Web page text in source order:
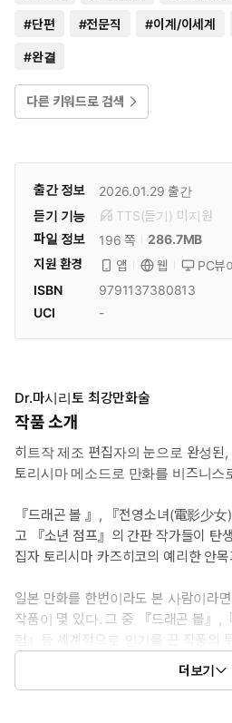
#단편 #전문직 #이계/이세계
#완결
다른 키워드로 검색
출간 정보 2026.01.29 출간
듣기 기능
TTS(듣기) 미 지원
파일 정보
196 쪽
286.7MB
지원 환경
앱 웹 PC뷰
ISBN
9791137380813
UCI
-
Dr.마시리토 최강만화술
작품 소개
히트작 제조 편집자의 눈으로 완성된
토리시마 메소드로 만화를 비즈니스
『드래곤 볼 』, 『전영소녀(電影少
고 『소년 점프』의 간판 작가들이 탄
집자 토리시마 카즈히코의 예리한 안
일본 만화를 한번이라도 본 사람이라
작품이 몇 있다. 그 중 『드래곤 볼』,
험』등 세계적으로 인기를 끈 작품의
히코’가 있었다. 손을 대는 작품마다
시마 카즈히코가 지극히 편집자적인
더보기